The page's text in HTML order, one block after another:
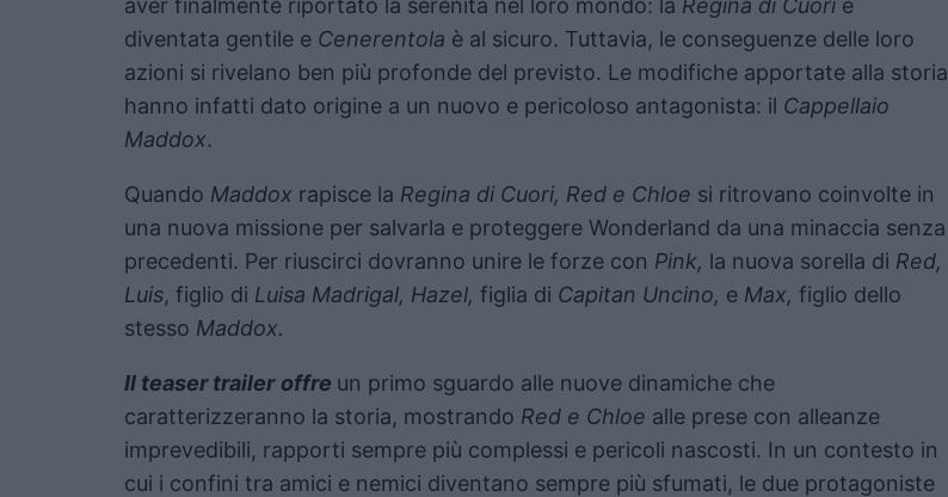
aver finalmente riportato la serenità nel loro mondo: la Regina di Cuoriè
diventata gentile e Cenerentola è al sicuro. Tuttavia, le conseguenze delle loro
azioni si rivelano ben più profonde del previsto. Le modifiche apportate alla storia
hanno infatti dato origine a un nuovo e pericoloso antagonista: il Cappellaio
Maddox.
Quando Maddox rapisce la Regina di Cuori, Red e Chloe si ritrovano coinvolte in
una nuova missione per salvarla e proteggere Wonderland da una minaccia senza
precedenti. Per riuscirci dovranno unire le forze con Pink, la nuova sorella di Red,
Luis, figlio di Luisa Madrigal, Hazel, figlia di Capitan Uncino, e Max, figlio dello
stesso Maddox.
Il teaser trailer offre un primo sguardo alle nuove dinamiche che
caratterizzeranno la storia, mostrando Red e Chloe alle prese con alleanze
imprevedibili, rapporti sempre più complessi e pericoli nascosti. In un contesto in
cui i confini tra amici e nemici diventano sempre più sfumati, le due protagoniste